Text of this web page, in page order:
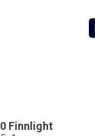
Finnlight